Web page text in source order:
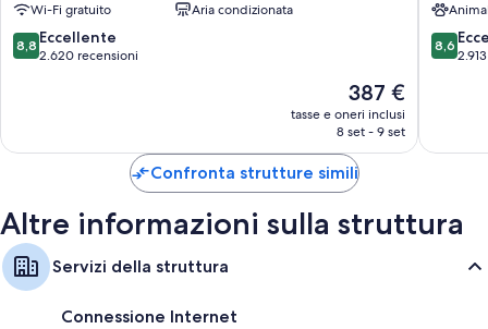
Wi-Fi gratuito
Aria condizionata
8.8
su
8,8 Eccellente
2.620 recensioni
Il
prezzo
attuale
387 €
387 €
tasse e oneri inclusi
8 set - 9 set
8.6
su
8,6
Confronta strutture simili
Altre informazioni sulla struttura
Servizi della struttura
Connessione Internet